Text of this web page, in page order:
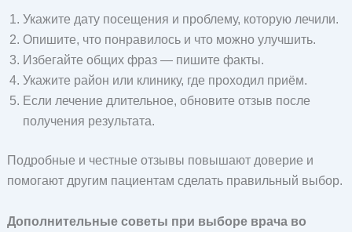
Укажите дату посещения и проблему, которую лечили.
Опишите, что понравилось и что можно улучшить.
Избегайте общих фраз — пишите факты.
Укажите район или клинику, где проходил приём.
Если лечение длительное, обновите отзыв после
получения результата.
Подробные и честные отзывы повышают доверие и
помогают другим пациентам сделать правильный выбор.
Дополнительные советы при выборе врача во